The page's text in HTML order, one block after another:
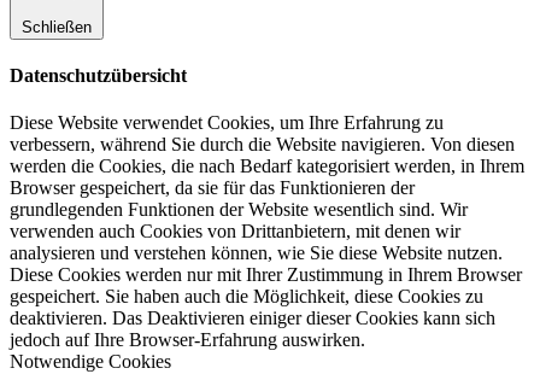
Schließen
Datenschutzübersicht
Diese Website verwendet Cookies, um Ihre Erfahrung zu
verbessern, während Sie durch die Website navigieren. Von diesen
werden die Cookies, die nach Bedarf kategorisiert werden, in Ihrem
Browser gespeichert, da sie für das Funktionieren der
grundlegenden Funktionen der Website wesentlich sind. Wir
verwenden auch Cookies von Drittanbietern, mit denen wir
analysieren und verstehen können, wie Sie diese Website nutzen.
Diese Cookies werden nur mit Ihrer Zustimmung in Ihrem Browser
gespeichert. Sie haben auch die Möglichkeit, diese Cookies zu
deaktivieren. Das Deaktivieren einiger dieser Cookies kann sich
jedoch auf Ihre Browser-Erfahrung auswirken.
Notwendige Cookies